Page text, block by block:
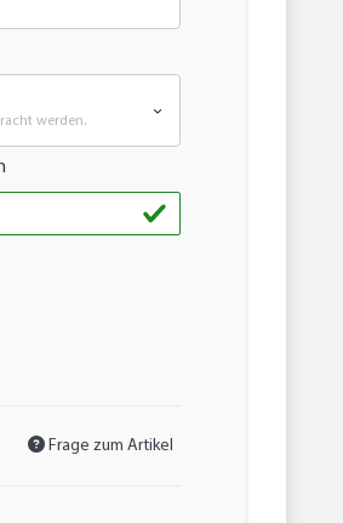
werden.
Frage zum Artikel